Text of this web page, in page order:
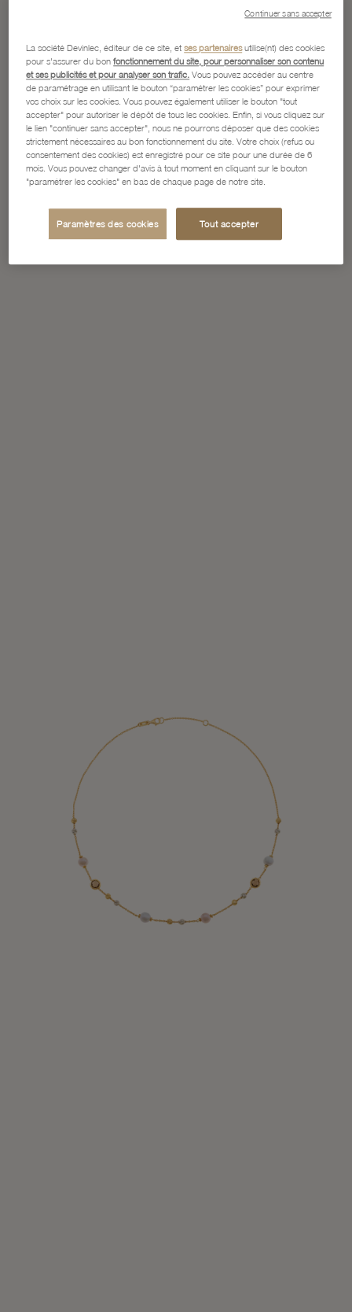
La société Devinlec, éditeur de ce site, etses partenairesutilise(nt) des cookies
pour s'assurer du bonfonctionnement du site, pour personnaliser son contenu
et ses publicités et pour analyser son trafic. Vous pouvez accéder au centre
de paramétrage en utilisant le bouton “paramétrer les cookies” pour exprimer
vos choix sur les cookies. Vous pouvez également utiliser le bouton "tout
accepter" pour autoriser le dépôt de tous les cookies. Enfin, si vous cliquez sur
le lien "continuer sans accepter", nous ne pourrons déposer que des cookies
strictement nécessaires au bon fonctionnement du site. Votre choix (refus ou
consentement des cookies) est enregistré pour ce site pour une durée de 6
mois. Vous pouvez changer d'avis à tout moment en cliquant sur le bouton
"paramétrer les cookies" en bas de chaque page de notre site.
Paramètres des cookies Tout accepter
Continuer sans accepter